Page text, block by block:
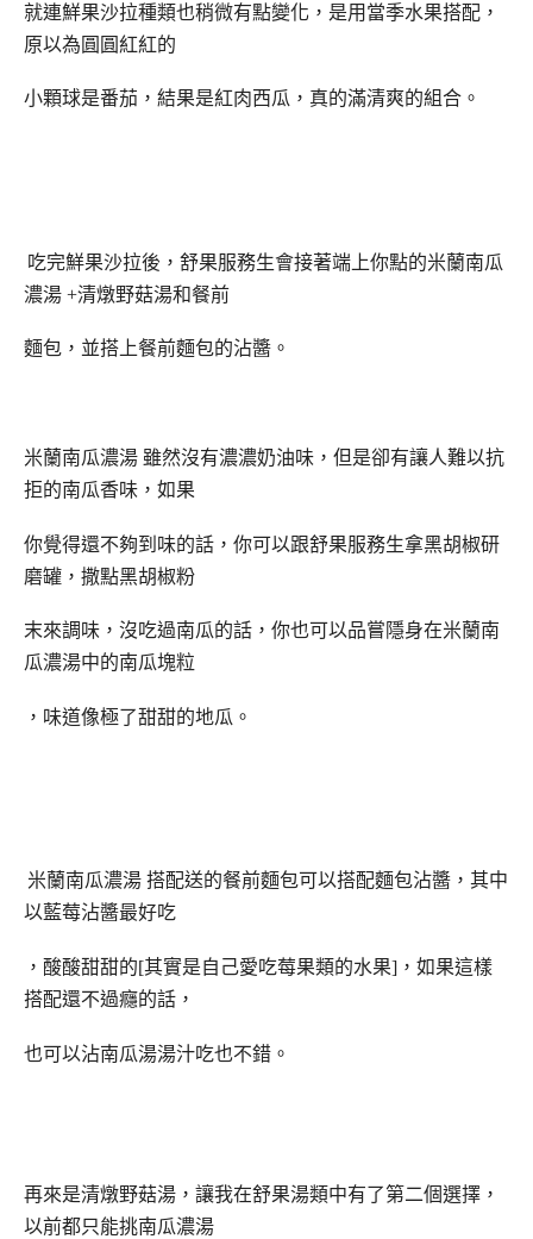
就連鮮果沙拉種類也稍微有點變化，是用當季水果搭配，
原以為圓圓紅紅的
小顆球是番茄，結果是紅肉西瓜，真的滿清爽的組合。
吃完鮮果沙拉後，舒果服務生會接著端上你點的米蘭南瓜
濃湯 +清燉野菇湯和餐前
麵包，並搭上餐前麵包的沾醬。
米蘭南瓜濃湯 雖然沒有濃濃奶油味，但是卻有讓人難以抗
拒的南瓜香味，如果
你覺得還不夠到味的話，你可以跟舒果服務生拿黑胡椒研
磨罐，撒點黑胡椒粉
末來調味，沒吃過南瓜的話，你也可以品嘗隱身在米蘭南
瓜濃湯中的南瓜塊粒
，味道像極了甜甜的地瓜。
米蘭南瓜濃湯 搭配送的餐前麵包可以搭配麵包沾醬，其中
以藍莓沾醬最好吃
，酸酸甜甜的[其實是自己愛吃莓果類的水果]，如果這樣
搭配還不過癮的話，
也可以沾南瓜湯湯汁吃也不錯。
再來是清燉野菇湯，讓我在舒果湯類中有了第二個選擇，
以前都只能挑南瓜濃湯